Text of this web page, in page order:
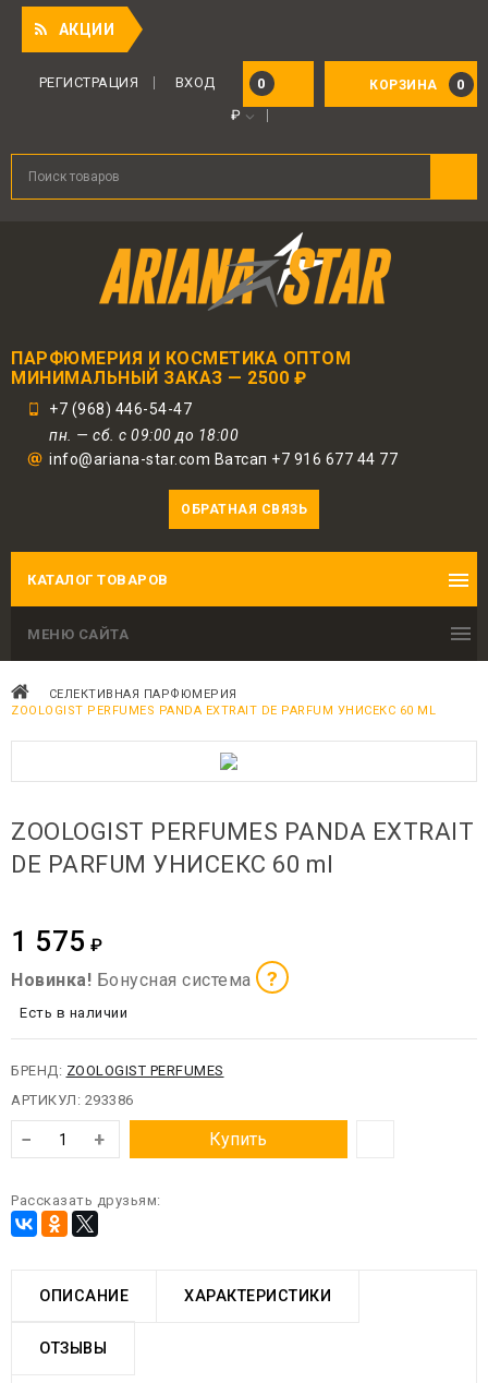
АКЦИИ
КОРЗИНА 0
0
РЕГИСТРАЦИЯ
ВХОД
₽
ПАРФЮМЕРИЯ И КОСМЕТИКА ОПТОМ
МИНИМАЛЬНЫЙ ЗАКАЗ — 2500 ₽
+7 (968) 446-54-47
пн. — сб. с 09:00 до 18:00
info@ariana-star.com Ватсап +7 916 677 44 77
ОБРАТНАЯ СВЯЗЬ
КАТАЛОГ ТОВАРОВ
МЕНЮ САЙТА
СЕЛЕКТИВНАЯ ПАРФЮМЕРИЯ
ZOOLOGIST PERFUMES PANDA EXTRAIT DE PARFUM УНИСЕКС 60 ML
ZOOLOGIST PERFUMES PANDA EXTRAIT
DE PARFUM УНИСЕКС 60 ml
1 575 ₽
Новинка! Бонусная система ?
Для авторизованных пользователей
предоставляется 1 бонус за 100 руб.
от совершенной покупки. Бонусами
Есть в наличии
БРЕНД: ZOOLOGIST PERFUMES
АРТИКУЛ: 293386
− + Купить
Рассказать друзьям:
ОПИСАНИЕ ХАРАКТЕРИСТИКИ
ОТЗЫВЫ